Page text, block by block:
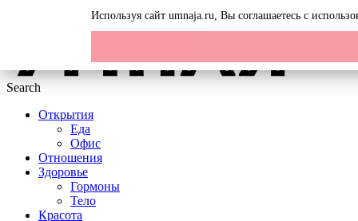
Search
Открытия
Еда
Офис
Отношения
Здоровье
Гормоны
Тело
Красота
Используя сайт umnaja.ru, Вы соглашаетесь с